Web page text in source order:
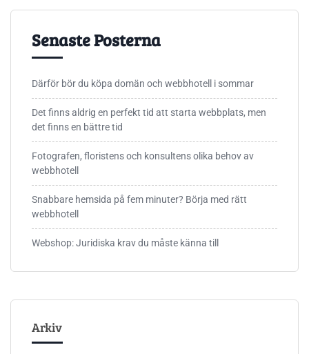
Senaste Posterna
Därför bör du köpa domän och webbhotell i sommar
Det finns aldrig en perfekt tid att starta webbplats, men
det finns en bättre tid
Fotografen, floristens och konsultens olika behov av
webbhotell
Snabbare hemsida på fem minuter? Börja med rätt
webbhotell
Webshop: Juridiska krav du måste känna till
Arkiv